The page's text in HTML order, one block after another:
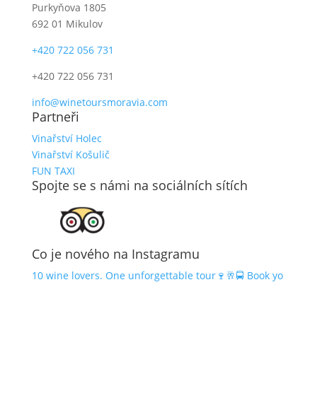
Purkyňova 1805
692 01 Mikulov
+420 722 056 731
+420 722 056 731
info@winetoursmoravia.com
Partneři
Vinařství Holec
Vinařství Košulič
FUN TAXI
Spojte se s námi na sociálních sítích
Co je nového na Instagramu
10 wine lovers. One unforgettable tour🍷🥂🚍 Book yo